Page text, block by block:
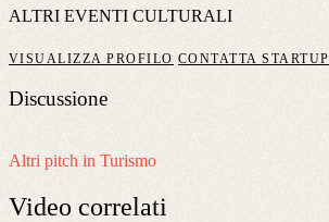
ALTRI EVENTI CULTURALI
VISUALIZZA PROFILO CONTATTA STARTUP
Discussione
Altri pitch in Turismo
Video correlati